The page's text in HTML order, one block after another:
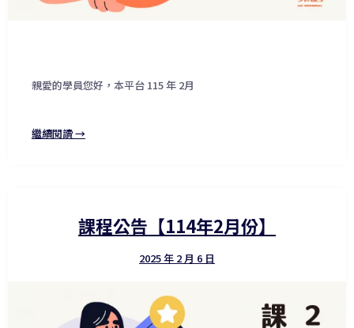
親愛的學員您好，本平台 115 年 2月
繼續閱讀 →
課程公告【114年2月份】
2025 年 2 月 6 日